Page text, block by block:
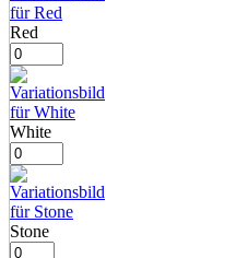
Red
White
Stone